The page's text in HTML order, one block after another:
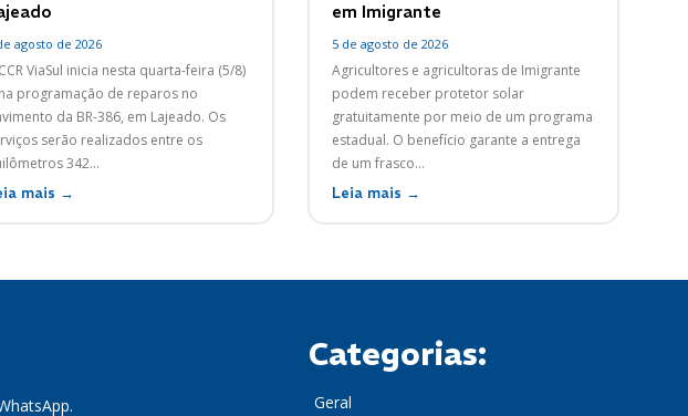
agosto de 2026
ViaSul inicia nesta quarta-feira (5/8)
programação de reparos no
da BR-386, em Lajeado. Os
serão realizados entre os
342...
mais →
em Imigrante
5 de agosto de 2026
Agricultores e agricultoras de Imigrante
podem receber protetor solar
gratuitamente por meio de um programa
estadual. O benefício garante a entrega
de um frasco...
Leia mais →
Categorias:
Geral